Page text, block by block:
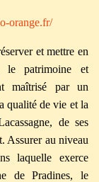
orange.fr/
et mettre en
le patrimoine et
maîtrisé par un
qualité de vie et la
de ses
Assurer au niveau
laquelle exerce
de Pradines, le